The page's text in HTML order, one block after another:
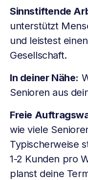
Sinnstiftende
unterstützt
und leistest
Gesellschaft.
In deiner Nähe:
Senioren aus
Freie
wie viele
Typischerweise
1-2 Kunden pro
planst deine